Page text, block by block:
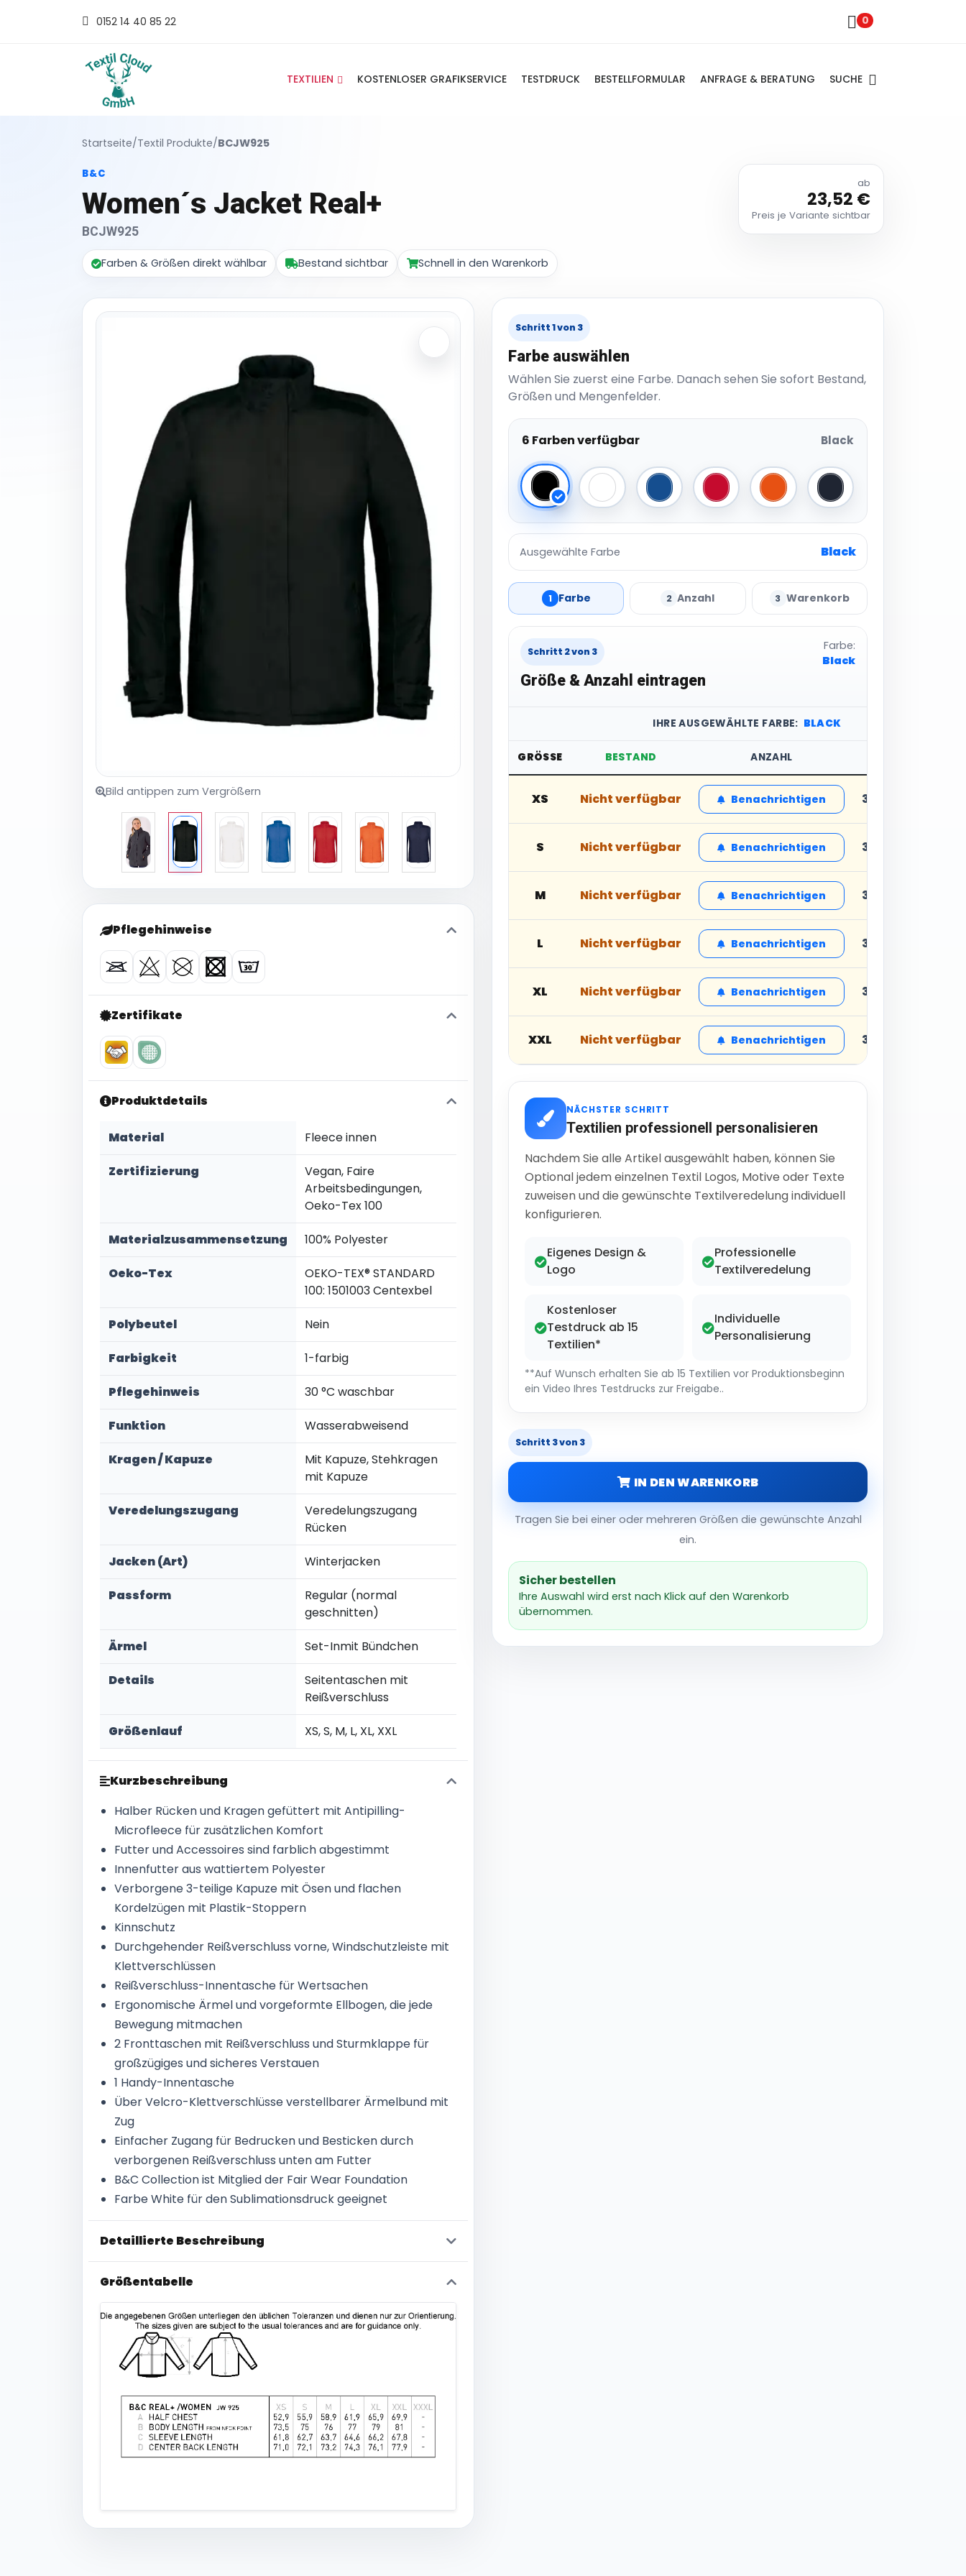
0152 14 40 85 22 0
TEXTILIEN KOSTENLOSER GRAFIKSERVICE TESTDRUCK BESTELLFORMULAR ANFRAGE & BERATUNG SUCHE
Startseite/Textil Produkte/BCJW925
B&C
Women´s Jacket Real+
BCJW925
Farben & Größen direkt wählbar Bestand sichtbar Schnell in den Warenkorb
ab
23,52 €
Preis je Variante sichtbar
Bild antippen zum Vergrößern
Pflegehinweise
Zertifikate
Produktdetails
Material Fleece innen
Zertifizierung
Vegan, Faire
Arbeitsbedingungen,
Oeko-Tex 100
Materialzusammensetzung 100% Polyester
Oeko-Tex
OEKO-TEX® STANDARD
100: 1501003 Centexbel
Polybeutel Nein
Farbigkeit 1-farbig
Pflegehinweis 30 °C waschbar
Funktion Wasserabweisend
Kragen / Kapuze
Mit Kapuze, Stehkragen
mit Kapuze
Veredelungszugang
Veredelungszugang
Rücken
Jacken (Art) Winterjacken
Passform
Regular (normal
geschnitten)
Ärmel Set-Inmit Bündchen
Details
Seitentaschen mit
Reißverschluss
Größenlauf XS, S, M, L, XL, XXL
Kurzbeschreibung
Halber Rücken und Kragen gefüttert mit Antipilling-
Microfleece für zusätzlichen Komfort
Futter und Accessoires sind farblich abgestimmt
Innenfutter aus wattiertem Polyester
Verborgene 3-teilige Kapuze mit Ösen und flachen
Kordelzügen mit Plastik-Stoppern
Kinnschutz
Durchgehender Reißverschluss vorne, Windschutzleiste mit
Klettverschlüssen
Reißverschluss-Innentasche für Wertsachen
Ergonomische Ärmel und vorgeformte Ellbogen, die jede
Bewegung mitmachen
2 Fronttaschen mit Reißverschluss und Sturmklappe für
großzügiges und sicheres Verstauen
1 Handy-Innentasche
Über Velcro-Klettverschlüsse verstellbarer Ärmelbund mit
Zug
Einfacher Zugang für Bedrucken und Besticken durch
verborgenen Reißverschluss unten am Futter
B&C Collection ist Mitglied der Fair Wear Foundation
Farbe White für den Sublimationsdruck geeignet
Detaillierte Beschreibung
Größentabelle
Schritt 1 von 3
Farbe auswählen
Wählen Sie zuerst eine Farbe. Danach sehen Sie sofort Bestand,
Größen und Mengenfelder.
6 Farben verfügbar Black
Black White Royal Blue Deep Red Orange Navy
Ausgewählte Farbe Black
1 Farbe 2 Anzahl 3 Warenkorb
Schritt 2 von 3
Größe & Anzahl eintragen
Farbe:
Black
IHRE AUSGEWÄHLTE FARBE: BLACK
GRÖSSE BESTAND ANZAHL
XS Nicht verfügbar Benachrichtigen 34,99 € inkl.
S Nicht verfügbar Benachrichtigen 34,99 € inkl.
M Nicht verfügbar Benachrichtigen 34,99 € inkl.
L Nicht verfügbar Benachrichtigen 34,99 € inkl.
XL Nicht verfügbar Benachrichtigen 34,99 € inkl.
XXL Nicht verfügbar Benachrichtigen 34,99 € inkl.
NÄCHSTER SCHRITT
Textilien professionell personalisieren
Nachdem Sie alle Artikel ausgewählt haben, können Sie
Optional jedem einzelnen Textil Logos, Motive oder Texte
zuweisen und die gewünschte Textilveredelung individuell
konfigurieren.
Eigenes Design &
Logo
Professionelle
Textilveredelung
Kostenloser
Testdruck ab 15
Textilien*
Individuelle
Personalisierung
**Auf Wunsch erhalten Sie ab 15 Textilien vor Produktionsbeginn
ein Video Ihres Testdrucks zur Freigabe..
Schritt 3 von 3
IN DEN WARENKORB
Tragen Sie bei einer oder mehreren Größen die gewünschte Anzahl
ein.
Sicher bestellen
Ihre Auswahl wird erst nach Klick auf den Warenkorb
übernommen.